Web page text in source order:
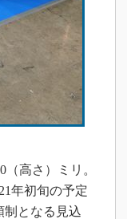
高さ）ミリ。
年初旬の予定
制となる見込